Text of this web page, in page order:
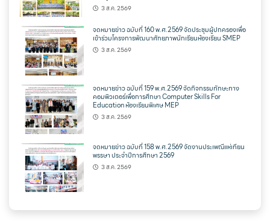
3 ส.ค. 2569
จดหมายข่าว ฉบับที่ 160 พ.ศ.2569 จัดประชุมผู้ปกครองเพื่อ
เข้าร่วมโครงการพัฒนาศักยภาพนักเรียนห้องเรียน SMEP
3 ส.ค. 2569
จดหมายข่าว ฉบับที่ 159 พ.ศ.2569 จัดกิจกรรมทักษะทาง
คอมพิวเตอร์เพื่อการศึกษา Computer Skills For
Education ห้องเรียนพิเศษ MEP
3 ส.ค. 2569
จดหมายข่าว ฉบับที่ 158 พ.ศ.2569 จัดงานประเพณีแห่เทียน
พรรษา ประจำปีการศึกษา 2569
3 ส.ค. 2569